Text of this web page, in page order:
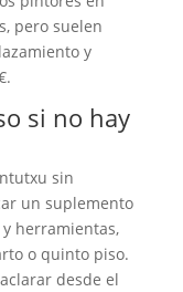
pero suelen
y
si no hay
sin
un suplemento
herramientas,
o quinto piso.
desde el